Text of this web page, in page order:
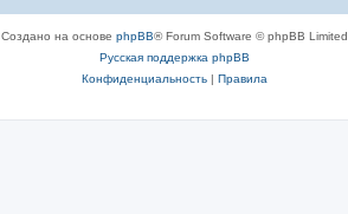
Создано на основе phpBB® Forum Software © phpBB Limited
Русская поддержка phpBB
Конфиденциальность| Правила